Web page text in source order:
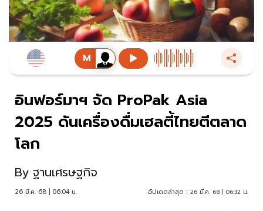
อินฟอร์มาฯ จัด ProPak Asia
2025 ดันเครื่องดื่มเฮลตี้ไทยตีตลาด
โลก
By ฐานเศรษฐกิจ
26 มี.ค. 68 | 06:04 น. อัปเดตล่าสุด : 26 มี.ค. 68 | 06:32 น.